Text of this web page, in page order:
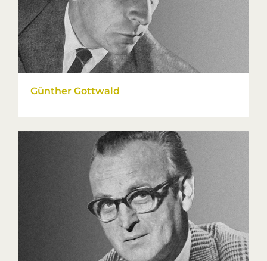
Günther Gottwald